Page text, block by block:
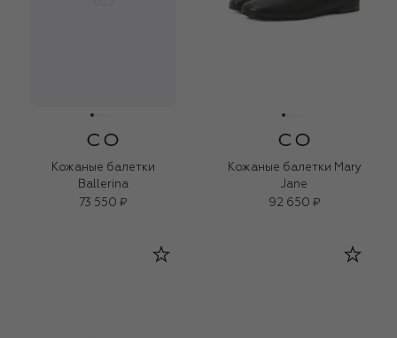
Кожаные балетки
Ballerina
73 550 ₽
Кожаные балетки Mary
Jane
92 650 ₽